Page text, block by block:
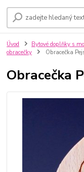
Úvod Bytové doplňky s
obracečky
Obracečka
Obracečka